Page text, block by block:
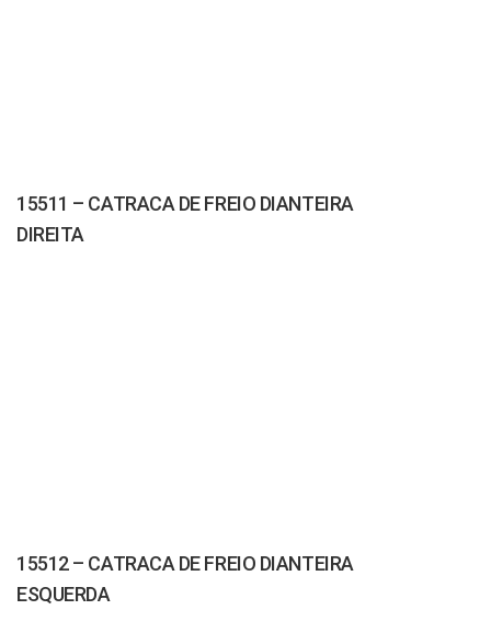
15511 – CATRACA DE FREIO DIANTEIRA
DIREITA
15512 – CATRACA DE FREIO DIANTEIRA
ESQUERDA